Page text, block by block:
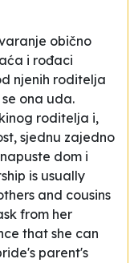
obično
i rođaci
njenih roditelja
ona uda.
roditelja i,
sjednu zajedno
dom i
is usually
and cousins
from her
that she can
parent's